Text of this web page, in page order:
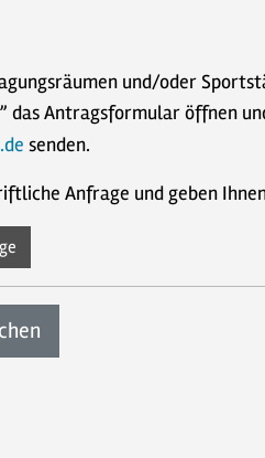
und/oder
das Antragsformular öffnen
senden.
Anfrage und geben